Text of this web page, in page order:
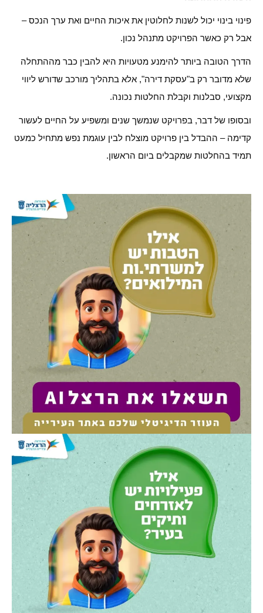
פינוי בינוי יכול לשנות לחלוטין את איכות החיים ואת ערך הנכס –
אבל רק כאשר הפרויקט מתנהל נכון.
הדרך הטובה ביותר להימנע מטעויות היא להבין כבר מההתחלה
שלא מדובר רק ב"עסקת דירה", אלא בתהליך מורכב שדורש ליווי
מקצועי, סבלנות וקבלת החלטות נכונה.
ובסופו של דבר, בפרויקט שנמשך שנים ומשפיע על החיים לעשור
קדימה – ההבדל בין פרויקט מוצלח לבין עוגמת נפש מתחיל כמעט
תמיד בהחלטות שמקבלים ביום הראשון.